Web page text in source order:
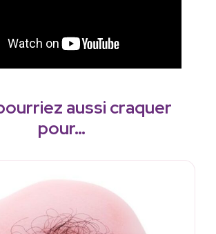
aussi craquer
pour…